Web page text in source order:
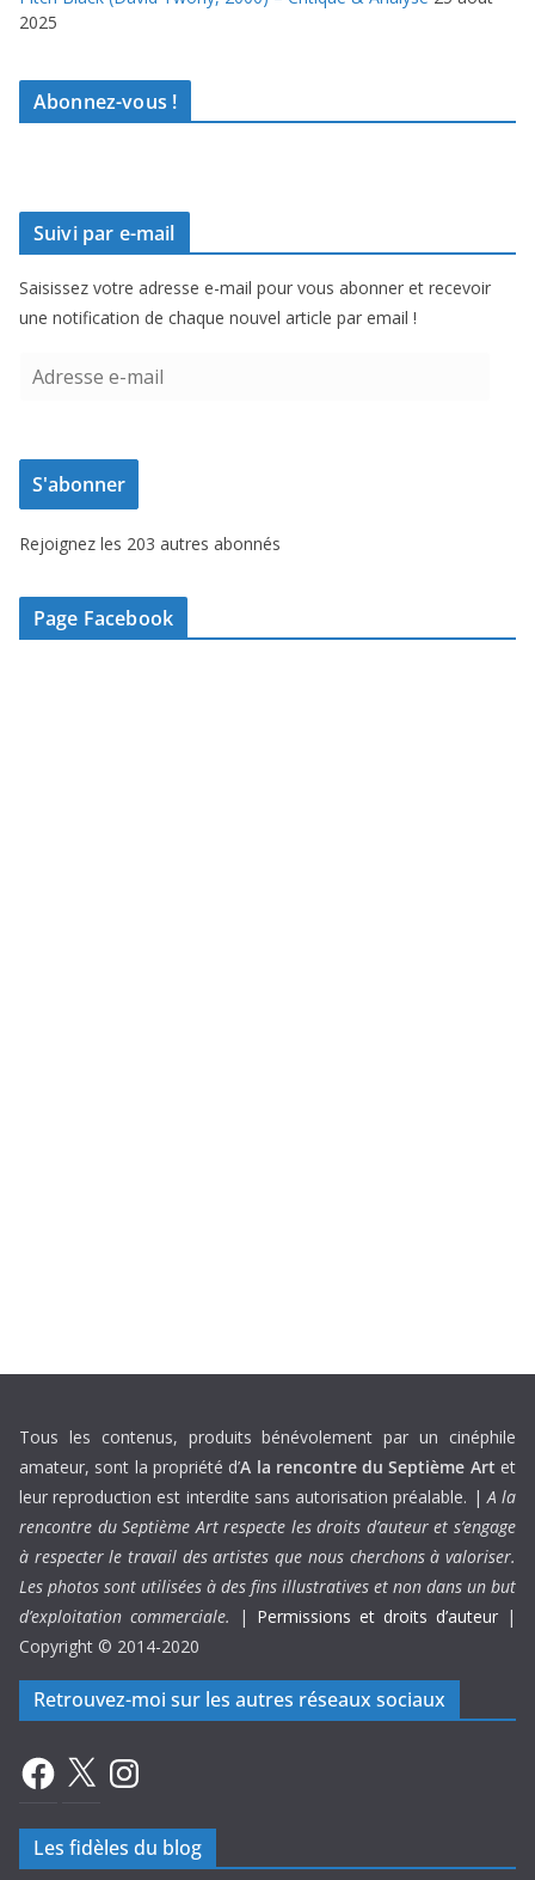
2025
Abonnez-vous !
Suivi par e-mail
Saisissez votre adresse e-mail pour vous abonner et recevoir
une notification de chaque nouvel article par email !
e
s
e
-
S'abonner
Rejoignez les 203 autres abonnés
Page Facebook
Tous les contenus, produits bénévolement par un cinéphile
amateur, sont la propriété d’A la rencontre du Septième Art et
leur reproduction est interdite sans autorisation préalable. |A la
rencontre du Septième Art respecte les droits d’auteur et s’engage
à respecter le travail des artistes que nous cherchons à valoriser.
Les photos sont utilisées à des fins illustratives et non dans un but
d’exploitation commerciale.
| Permissions et droits d’auteur |
Copyright © 2014-2020
Retrouvez-moi sur les autres réseaux sociaux
Facebook
X Instagram
Les fidèles du blog